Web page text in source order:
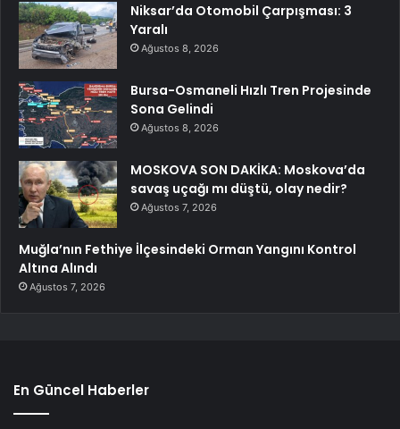
Niksar’da Otomobil Çarpışması: 3
Yaralı
Ağustos 8, 2026
Bursa-Osmaneli Hızlı Tren Projesinde
Sona Gelindi
Ağustos 8, 2026
MOSKOVA SON DAKİKA: Moskova’da
savaş uçağı mı düştü, olay nedir?
Ağustos 7, 2026
Muğla’nın Fethiye İlçesindeki Orman Yangını Kontrol
Altına Alındı
Ağustos 7, 2026
En Güncel Haberler